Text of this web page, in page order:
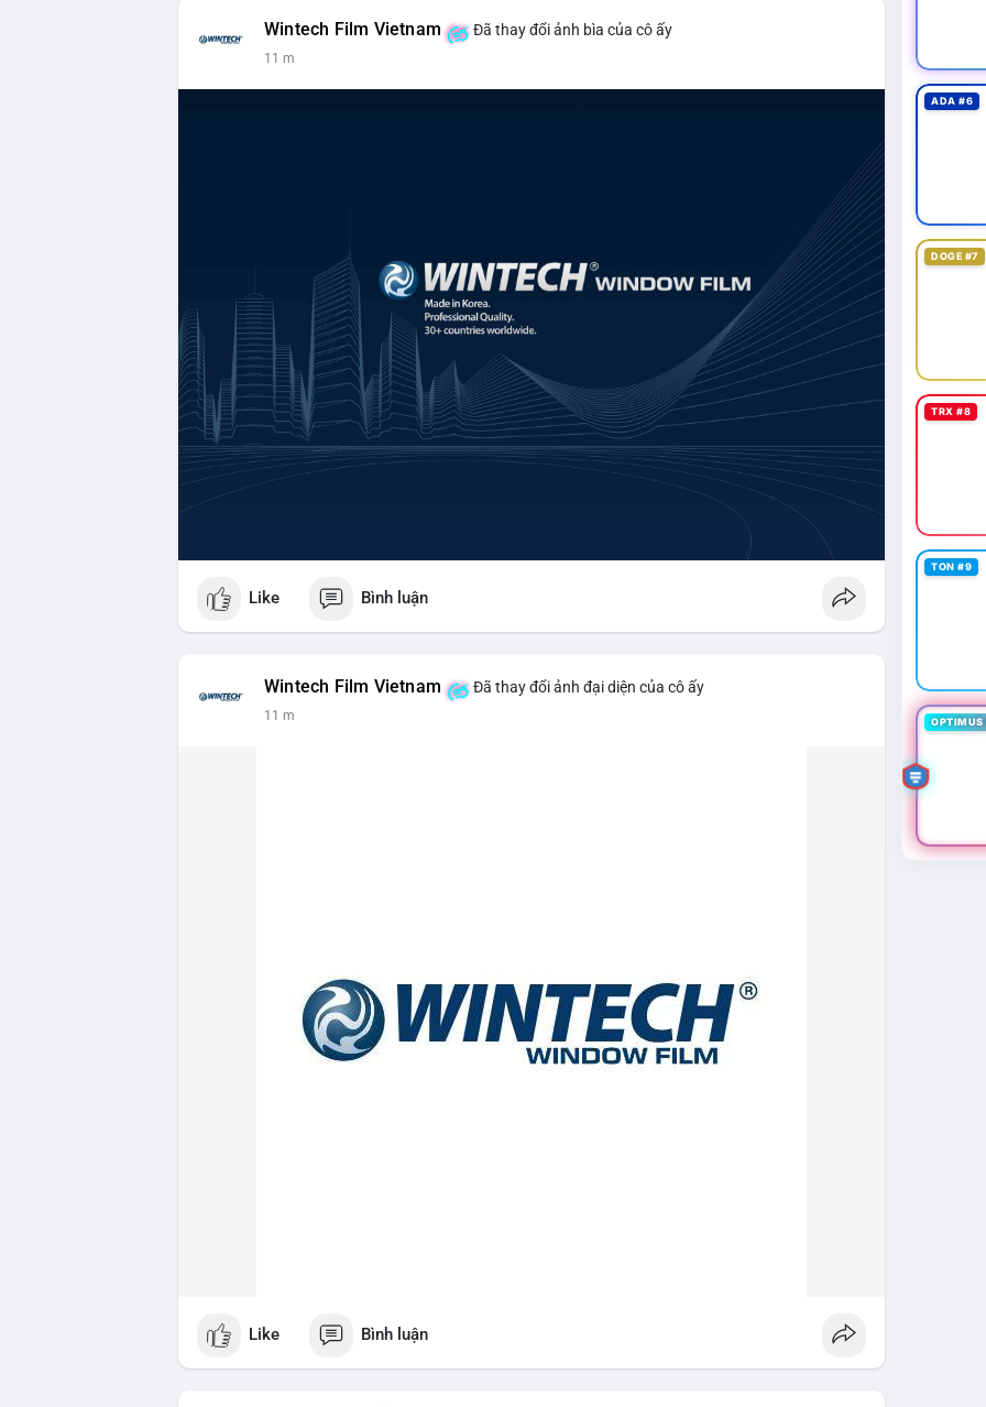
Wintech Film Vietnam Đã thay đổi ảnh bìa của cô ấy
11 m
Like Bình luận
Wintech Film Vietnam Đã thay đổi ảnh đại diện của cô ấy
11 m
Like Bình luận
ADA #6
DOGE #7
TRX #8
TON #9
OPTIMUS